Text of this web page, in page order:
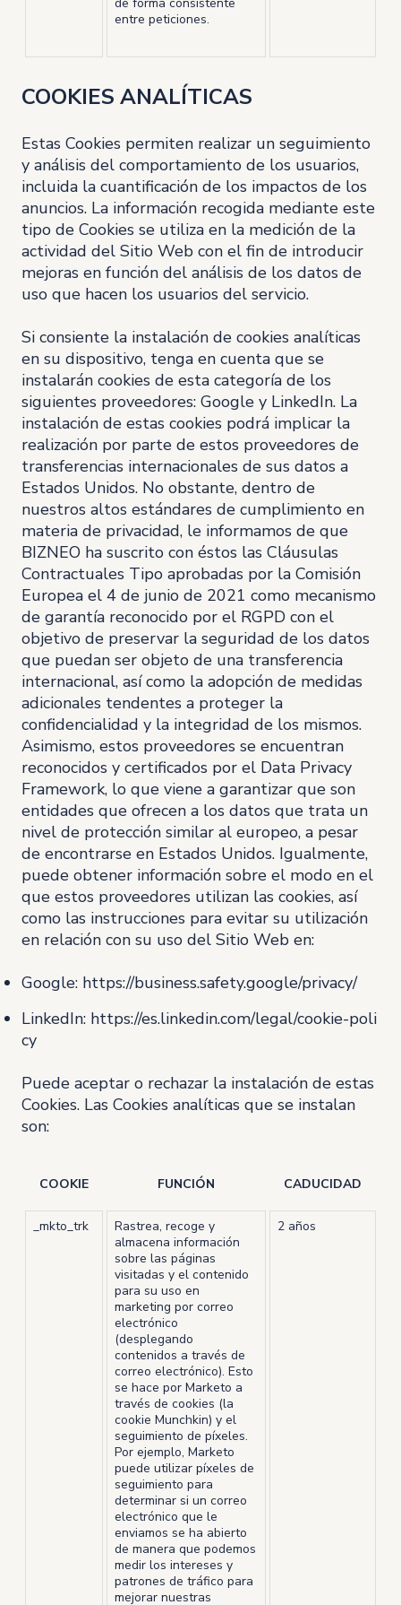
entre peticiones.
COOKIES ANALÍTICAS
Estas Cookies permiten realizar un seguimiento
y análisis del comportamiento de los usuarios,
incluida la cuantificación de los impactos de los
anuncios. La información recogida mediante este
tipo de Cookies se utiliza en la medición de la
actividad del Sitio Web con el fin de introducir
mejoras en función del análisis de los datos de
uso que hacen los usuarios del servicio.
Si consiente la instalación de cookies analíticas
en su dispositivo, tenga en cuenta que se
instalarán cookies de esta categoría de los
siguientes proveedores: Google y LinkedIn. La
instalación de estas cookies podrá implicar la
realización por parte de estos proveedores de
transferencias internacionales de sus datos a
Estados Unidos. No obstante, dentro de
nuestros altos estándares de cumplimiento en
materia de privacidad, le informamos de que
BIZNEO ha suscrito con éstos las Cláusulas
Contractuales Tipo aprobadas por la Comisión
Europea el 4 de junio de 2021 como mecanismo
de garantía reconocido por el RGPD con el
objetivo de preservar la seguridad de los datos
que puedan ser objeto de una transferencia
internacional, así como la adopción de medidas
adicionales tendentes a proteger la
confidencialidad y la integridad de los mismos.
Asimismo, estos proveedores se encuentran
reconocidos y certificados por el Data Privacy
Framework, lo que viene a garantizar que son
entidades que ofrecen a los datos que trata un
nivel de protección similar al europeo, a pesar
de encontrarse en Estados Unidos. Igualmente,
puede obtener información sobre el modo en el
que estos proveedores utilizan las cookies, así
como las instrucciones para evitar su utilización
en relación con su uso del Sitio Web en:
Google: https://business.safety.google/privacy/
LinkedIn: https://es.linkedin.com/legal/cookie-poli
cy
Puede aceptar o rechazar la instalación de estas
Cookies. Las Cookies analíticas que se instalan
son:
COOKIE FUNCIÓN CADUCIDAD
_mkto_trk
Rastrea, recoge y
almacena información
sobre las páginas
visitadas y el contenido
para su uso en
marketing por correo
electrónico
(desplegando
contenidos a través de
correo electrónico). Esto
se hace por Marketo a
través de cookies (la
cookie Munchkin) y el
seguimiento de píxeles.
Por ejemplo, Marketo
puede utilizar píxeles de
seguimiento para
determinar si un correo
electrónico que le
enviamos se ha abierto
de manera que podemos
medir los intereses y
patrones de tráfico para
mejorar nuestras
2 años